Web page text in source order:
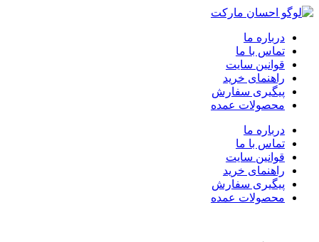
درباره ما
تماس با ما
قوانین سایت
راهنمای خرید
پیگیری سفارش
محصولات عمده
درباره ما
تماس با ما
قوانین سایت
راهنمای خرید
پیگیری سفارش
محصولات عمده